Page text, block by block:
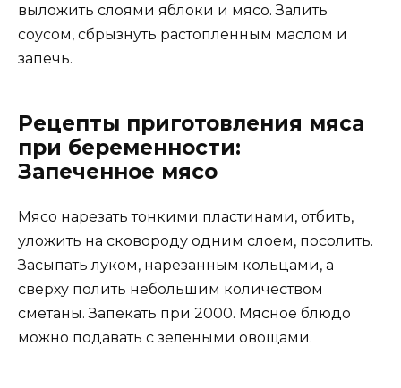
выложить слоями яблоки и мясо. Залить
соусом, сбрызнуть растопленным маслом и
запечь.
Рецепты приготовления мяса
при беременности:
Запеченное мясо
Мясо нарезать тонкими пластинами, отбить,
уложить на сковороду одним слоем, посолить.
Засыпать луком, нарезанным кольцами, а
сверху полить небольшим количеством
сметаны. Запекать при 2000. Мясное блюдо
можно подавать с зелеными овощами.